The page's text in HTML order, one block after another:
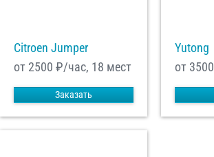
Citroen Jumper
от 2500 ₽/час, 18 мест
Заказать
Yutong
от 3500